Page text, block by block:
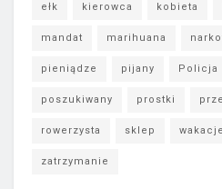
ełk kierowca kobieta
mandat marihuana
pieniądze pijany Policja
poszukiwany prostki
rowerzysta sklep wakacje
zatrzymanie